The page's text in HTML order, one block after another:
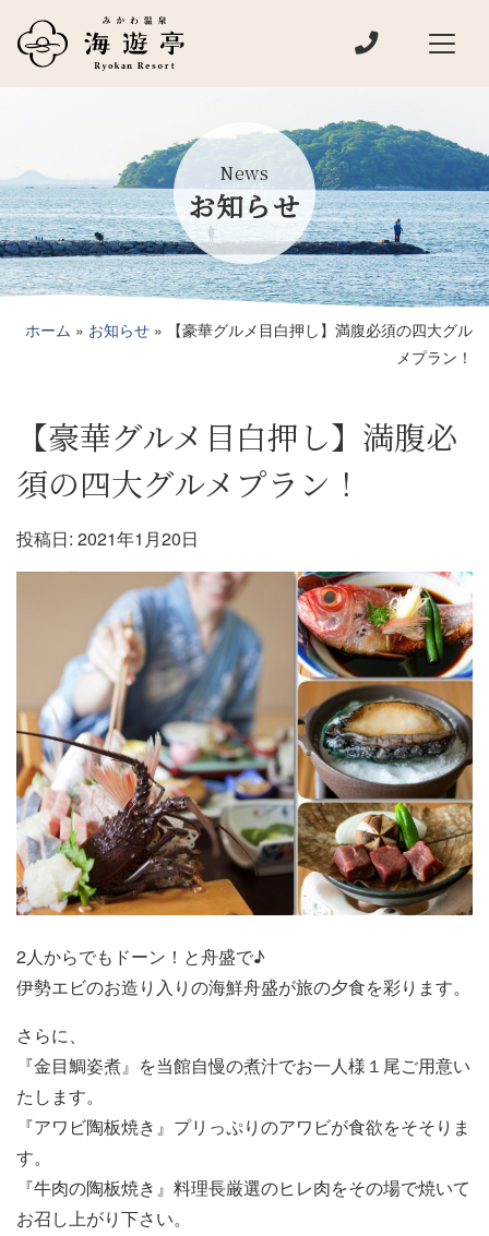
メインナビゲーション 電話でお問い
News
お知らせ
ホーム » お知らせ »
【豪華グルメ目白押し】満腹必須の四大グル
メプラン！
【豪華グルメ目白押し】満腹必
須の四大グルメプラン！
投稿日: 2021年1月20日
2人からでもドーン！と舟盛で♪
伊勢エビのお造り入りの海鮮舟盛が旅の夕食を彩ります。
さらに、
『金目鯛姿煮』を当館自慢の煮汁でお一人様１尾ご用意い
たします。
『アワビ陶板焼き』プリっぷりのアワビが食欲をそそりま
す。
『牛肉の陶板焼き』料理長厳選のヒレ肉をその場で焼いて
お召し上がり下さい。